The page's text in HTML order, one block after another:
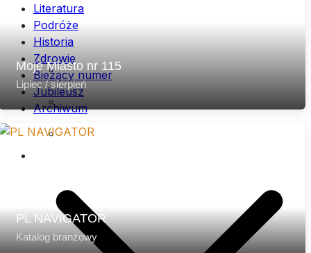
Archiwum (lata 2007 – 2013)
Archiwum (lata 2014 – 2020)
Archiwum (lata 2021 – 2026)
Literatura
Podróże
Historia
Zdrowie
Bieżący numer
Jubileusz
Archiwum
Moje Miasto nr 115
Lipiec / sierpień
PL NAVIGATOR
Katalog branżowy